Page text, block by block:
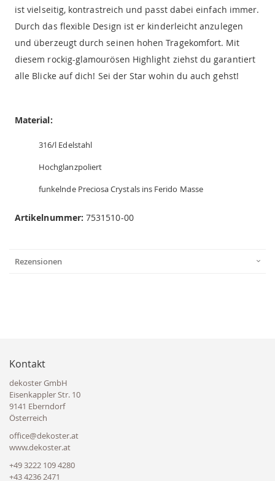
ist vielseitig, kontrastreich und passt dabei einfach immer.
Durch das flexible Design ist er kinderleicht anzulegen
und überzeugt durch seinen hohen Tragekomfort. Mit
diesem rockig-glamourösen Highlight ziehst du garantiert
alle Blicke auf dich! Sei der Star wohin du auch gehst!
Material:
316/l Edelstahl
Hochglanzpoliert
funkelnde Preciosa Crystals ins Ferido Masse
Artikelnummer: 7531510-00
Rezensionen
Kontakt
dekoster GmbH
Eisenkappler Str. 10
9141 Eberndorf
Österreich
office@dekoster.at
www.dekoster.at
+49 3222 109 4280
+43 4236 2471